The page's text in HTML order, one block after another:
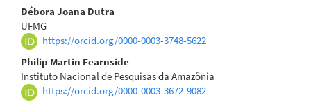
Conteúdo
do
artigo
principal
Débora Joana Dutra
UFMG
https://orcid.org/0000-0003-3748-5622
Philip Martin Fearnside
Instituto Nacional de Pesquisas da Amazônia
https://orcid.org/0000-0003-3672-9082